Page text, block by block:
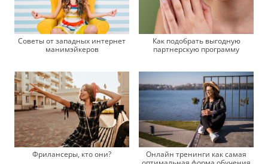
Советы от западных интернет
манимэйкеров
Как подобрать выгодную
партнерскую программу
Фрилансеры, кто они?
Онлайн тренинги как самая